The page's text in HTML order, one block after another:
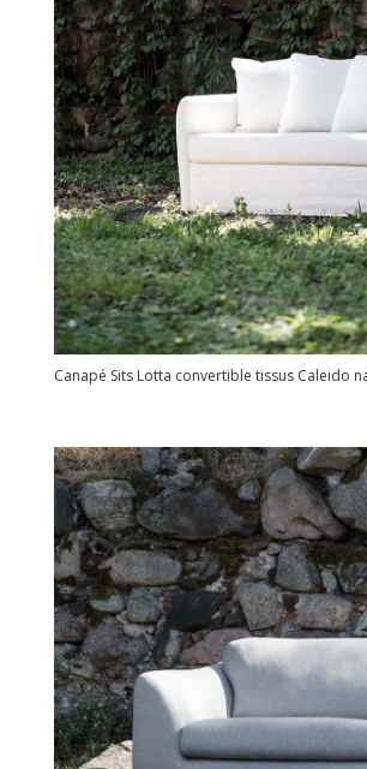
Canapé Sits Lotta convertible tissus Caleido